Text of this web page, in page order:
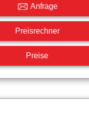
Anfrage
Preisrechner
Preise